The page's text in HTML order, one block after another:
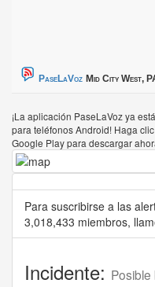
PaseLaVoz Mid City West,
¡La aplicación PaseLaVoz ya
para teléfonos Android! Haga
Google Play para descargar
Para suscribirse a las
3,018,433 miembros,
Incidente: